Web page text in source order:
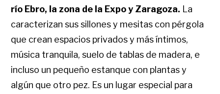
río Ebro, la zona de la Expo y Zaragoza. La
caracterizan sus sillones y mesitas con pérgola
que crean espacios privados y más íntimos,
música tranquila, suelo de tablas de madera, e
incluso un pequeño estanque con plantas y
algún que otro pez. Es un lugar especial para